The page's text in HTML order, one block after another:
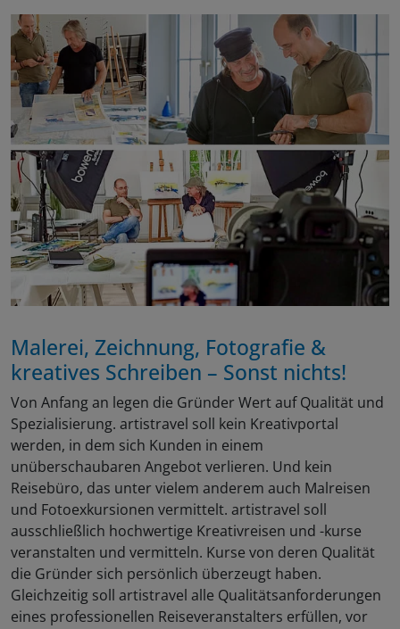
Malerei, Zeichnung, Fotografie &
kreatives Schreiben – Sonst nichts!
Von Anfang an legen die Gründer Wert auf Qualität und
Spezialisierung. artistravel soll kein Kreativportal
werden, in dem sich Kunden in einem
unüberschaubaren Angebot verlieren. Und kein
Reisebüro, das unter vielem anderem auch Malreisen
und Fotoexkursionen vermittelt. artistravel soll
ausschließlich hochwertige Kreativreisen und -kurse
veranstalten und vermitteln. Kurse von deren Qualität
die Gründer sich persönlich überzeugt haben.
Gleichzeitig soll artistravel alle Qualitätsanforderungen
eines professionellen Reiseveranstalters erfüllen, vor